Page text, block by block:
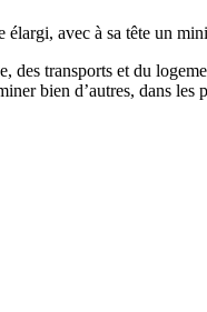
avec à sa tête un
transports et du
bien d’autres, dans les